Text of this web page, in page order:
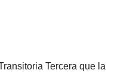
Tercera que la